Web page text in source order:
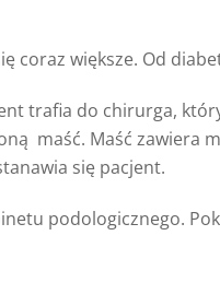
coraz większe. Od
trafia do chirurga,
maść. Maść zawiera
się pacjent.
podologicznego.